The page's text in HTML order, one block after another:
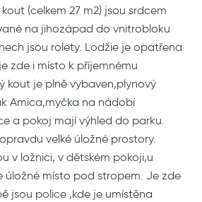
(celkem 27 m2) jsou srdcem
na jihozápad do vnitrobloku
jsou rolety. Lodžie je opatřena
zde i místo k příjemnému
kout je plně vybaven,plynový
Amica,myčka na nádobí
a pokoj mají výhled do parku.
velké úložné prostory.
v ložnici, v dětském pokoji,u
úložné místo pod stropem. Je zde
jsou police ,kde je umístěna